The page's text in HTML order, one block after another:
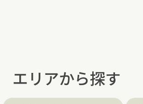
エリアから探す